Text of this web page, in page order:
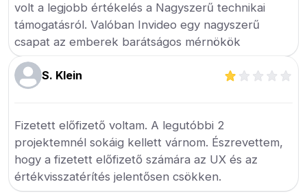
volt a legjobb értékelés a Nagyszerű technikai
támogatásról. Valóban Invideo egy nagyszerű
csapat az emberek barátságos mérnökök
S. Klein
Fizetett előfizető voltam. A legutóbbi 2
projektemnél sokáig kellett várnom. Észrevettem,
hogy a fizetett előfizető számára az UX és az
értékvisszatérítés jelentősen csökken.